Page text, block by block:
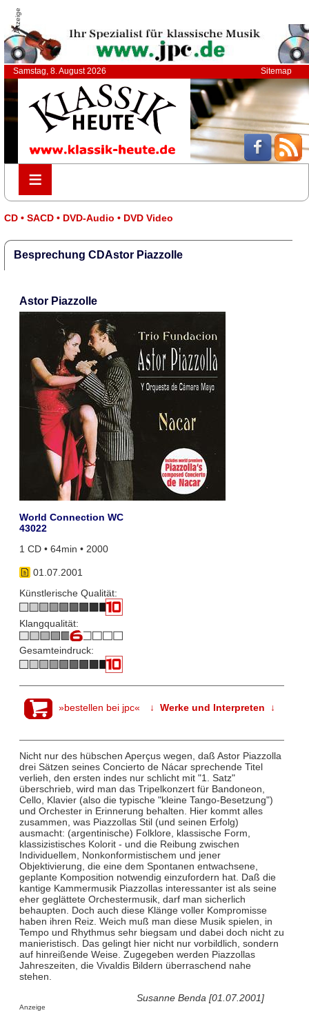
Anzeige
Samstag, 8. August 2026 Sitemap
≡
≡
CD • SACD • DVD-Audio • DVD Video
Besprechung CDAstor Piazzolle
Astor Piazzolle
World Connection WC
43022
1 CD • 64min • 2000
01.07.2001
Künstlerische Qualität:
Klangqualität:
Gesamteindruck:
»bestellen bei jpc« ↓ Werke und Interpreten ↓
Nicht nur des hübschen Aperçus wegen, daß Astor Piazzolla
drei Sätzen seines Concierto de Nácar sprechende Titel
verlieh, den ersten indes nur schlicht mit "1. Satz"
überschrieb, wird man das Tripelkonzert für Bandoneon,
Cello, Klavier (also die typische "kleine Tango-Besetzung")
und Orchester in Erinnerung behalten. Hier kommt alles
zusammen, was Piazzollas Stil (und seinen Erfolg)
ausmacht: (argentinische) Folklore, klassische Form,
klassizistisches Kolorit - und die Reibung zwischen
Individuellem, Nonkonformistischem und jener
Objektivierung, die eine dem Spontanen entwachsene,
geplante Komposition notwendig einzufordern hat. Daß die
kantige Kammermusik Piazzollas interessanter ist als seine
eher geglättete Orchestermusik, darf man sicherlich
behaupten. Doch auch diese Klänge voller Kompromisse
haben ihren Reiz. Weich muß man diese Musik spielen, in
Tempo und Rhythmus sehr biegsam und dabei doch nicht zu
manieristisch. Das gelingt hier nicht nur vorbildlich, sondern
auf hinreißende Weise. Zugegeben werden Piazzollas
Jahreszeiten, die Vivaldis Bildern überraschend nahe
stehen.
Susanne Benda [01.07.2001]
Anzeige